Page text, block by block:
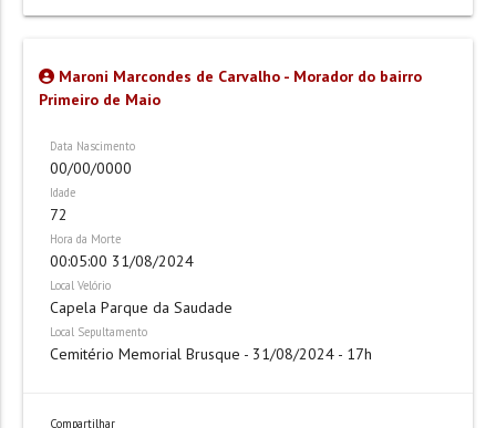
Maroni Marcondes de Carvalho - Morador do bairro
Primeiro de Maio
Data Nascimento
00/00/0000
Idade
72
Hora da Morte
00:05:00 31/08/2024
Local Velório
Capela Parque da Saudade
Local Sepultamento
Cemitério Memorial Brusque - 31/08/2024 - 17h
Compartilhar